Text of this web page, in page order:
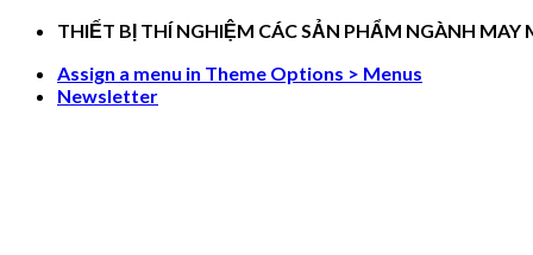
Skip
content
THIẾT BỊ THÍ NGHIỆM CÁC SẢN PHẨM NGÀNH MAY
Assign a menu in Theme Options > Menus
Newsletter